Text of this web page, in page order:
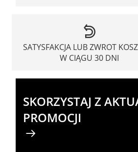
SATYSFAKCJA LUB ZWROT
W CIĄGU 30 DNI
SKORZYSTAJ Z
PROMOCJI